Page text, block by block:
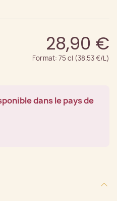
28,90 €
Format: 75 cl (38.53 €/L)
dans le pays de